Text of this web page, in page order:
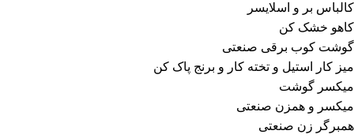
کالباس بر و اسلایسر
کاهو خشک کن
گوشت کوب برقی صنعتی
میز کار استیل و تخته کار و برنج پاک کن
میکسر گوشت
میکسر و همزن صنعتی
همبرگر زن صنعتی